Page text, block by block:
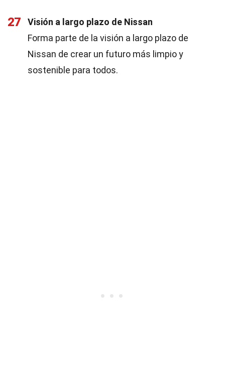
27
Visión a largo plazo de Nissan
Forma parte de la visión a largo plazo de
Nissan de crear un futuro más limpio y
sostenible para todos.